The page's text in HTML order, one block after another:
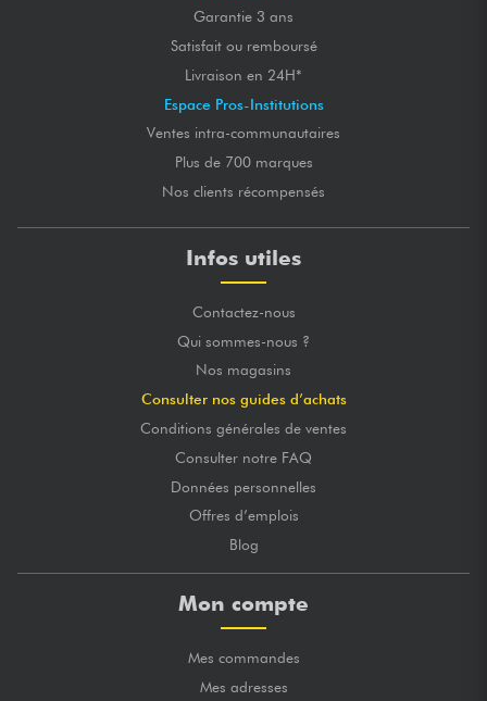
Garantie 3 ans
Satisfait ou remboursé
Livraison en 24H*
Espace Pros-Institutions
Ventes intra-communautaires
Plus de 700 marques
Nos clients récompensés
Infos utiles
Contactez-nous
Qui sommes-nous ?
Nos magasins
Consulter nos guides d’achats
Conditions générales de ventes
Consulter notre FAQ
Données personnelles
Offres d’emplois
Blog
Mon compte
Mes commandes
Mes adresses